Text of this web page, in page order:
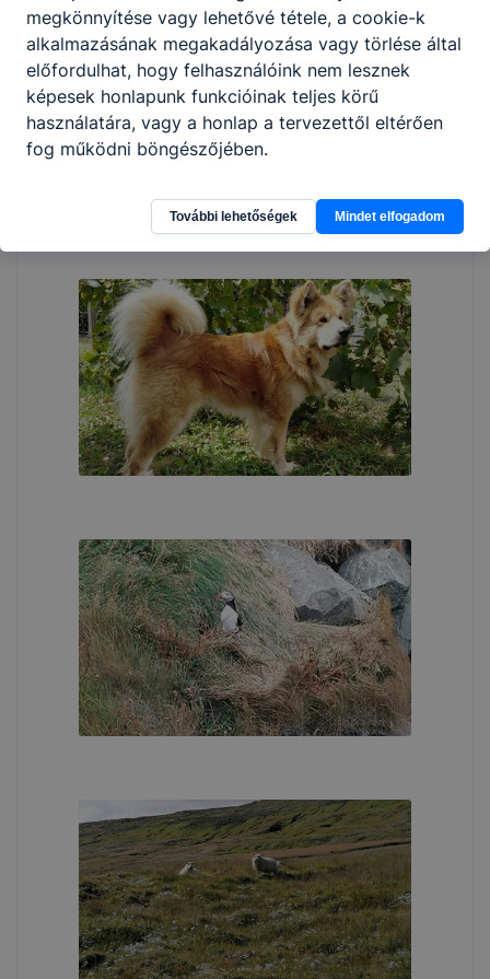
megkönnyítése vagy lehetővé tétele, a cookie-k
alkalmazásának megakadályozása vagy törlése által
előfordulhat, hogy felhasználóink nem lesznek
képesek honlapunk funkcióinak teljes körű
használatára, vagy a honlap a tervezettől eltérően
fog működni böngészőjében.
További lehetőségek Mindet elfogadom